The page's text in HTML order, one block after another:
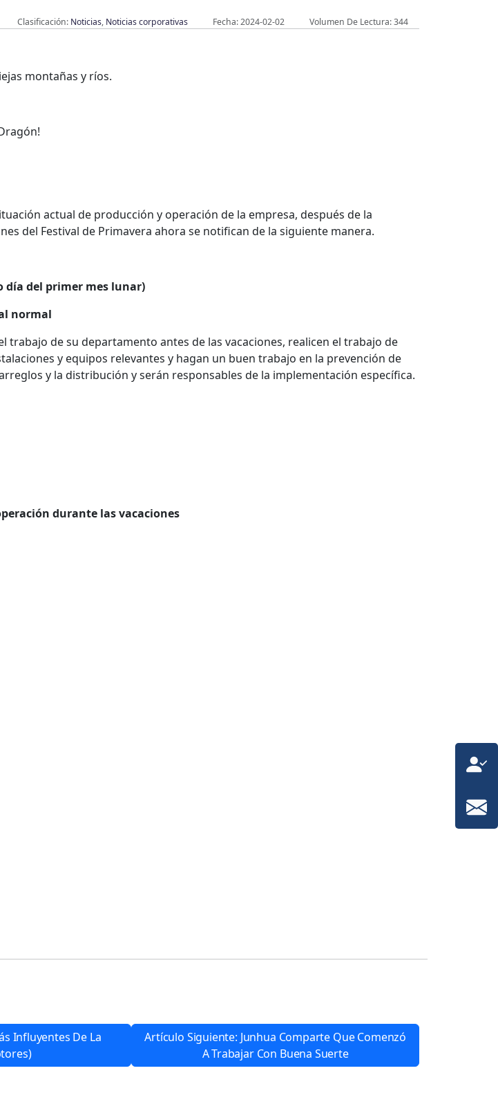
Clasificación: Noticias, Noticias corporativas Fecha: 2024-02-02 Volumen De Lectura: 344
montañas y ríos.
actual de producción y operación de la empresa, después de la
del Festival de Primavera ahora se notifican de la siguiente manera.
día del primer mes lunar)
normal
de su departamento antes de las vacaciones, realicen el trabajo de
y equipos relevantes y hagan un buen trabajo en la prevención de
y la distribución y serán responsables de la implementación específica.
durante las vacaciones
Influyentes De La
Artículo Siguiente: Junhua Comparte Que Comenzó
A Trabajar Con Buena Suerte